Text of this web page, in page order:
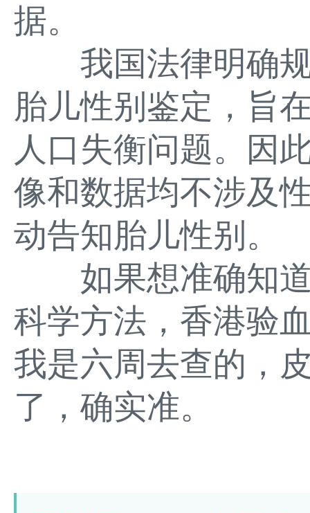
据。
我国法律明确规
胎儿性别鉴定，旨
人口失衡问题。因
像和数据均不涉及
动告知胎儿性别。
如果想准确知道
科学方法，香港验
我是六周去查的，
了，确实准。